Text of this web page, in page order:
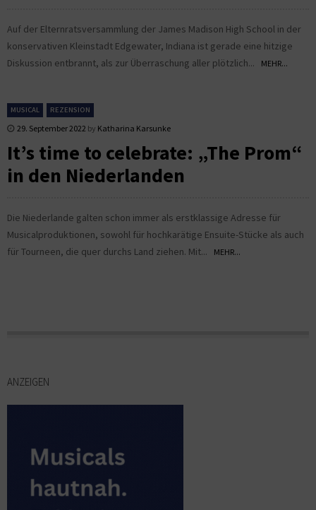
Auf der Elternratsversammlung der James Madison High School in der
konservativen Kleinstadt Edgewater, Indiana ist gerade eine hitzige
Diskussion entbrannt, als zur Überraschung aller plötzlich...
MEHR...
MUSICAL REZENSION
29. September 2022 by Katharina Karsunke
It’s time to celebrate: „The Prom“
in den Niederlanden
Die Niederlande galten schon immer als erstklassige Adresse für
Musicalproduktionen, sowohl für hochkarätige Ensuite-Stücke als auch
für Tourneen, die quer durchs Land ziehen. Mit...
MEHR...
ANZEIGEN